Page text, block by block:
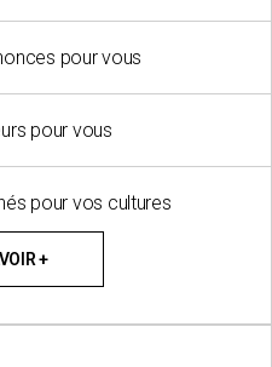
pour vous
pour vous
pour vos cultures
+